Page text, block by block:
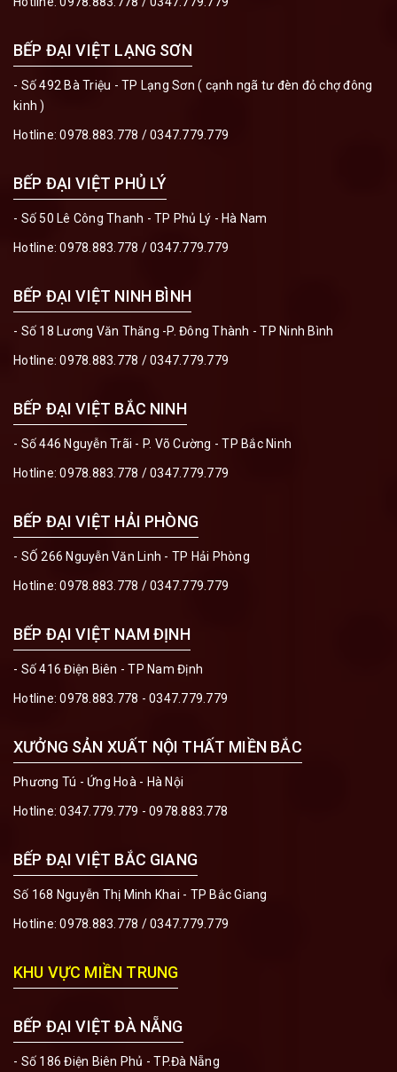
BẾP ĐẠI VIỆT LẠNG SƠN
- Số 492 Bà Triệu - TP Lạng Sơn ( cạnh ngã tư đèn đỏ chợ đông
kinh )
Hotline:0978.883.778 /0347.779.779
BẾP ĐẠI VIỆT PHỦ LÝ
- Số 50 Lê Công Thanh - TP Phủ Lý - Hà Nam
Hotline:0978.883.778 /0347.779.779
BẾP ĐẠI VIỆT NINH BÌNH
- Số 18 Lương Văn Thăng -P. Đông Thành - TP Ninh Bình
Hotline:0978.883.778 /0347.779.779
BẾP ĐẠI VIỆT BẮC NINH
- Số 446 Nguyễn Trãi - P. Võ Cường - TP Bắc Ninh
Hotline:0978.883.778 /0347.779.779
BẾP ĐẠI VIỆT HẢI PHÒNG
- SỐ 266 Nguyễn Văn Linh - TP Hải Phòng
Hotline:0978.883.778 /0347.779.779
BẾP ĐẠI VIỆT NAM ĐỊNH
- Số 416 Điện Biên - TP Nam Định
Hotline:0978.883.778 - 0347.779.779
XƯỞNG SẢN XUẤT NỘI THẤT MIỀN BẮC
Phương Tú - Ứng Hoà - Hà Nội
Hotline:0347.779.779 - 0978.883.778
BẾP ĐẠI VIỆT BẮC GIANG
Số 168 Nguyễn Thị Minh Khai - TP Bắc Giang
Hotline:0978.883.778 /0347.779.779
KHU VỰC MIỀN TRUNG
BẾP ĐẠI VIỆT ĐÀ NẴNG
- Số 186 Điện Biên Phủ - TP.Đà Nẵng